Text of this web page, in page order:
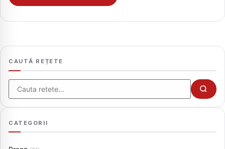
CAUTĂ REȚETE
Cauta
CATEGORII